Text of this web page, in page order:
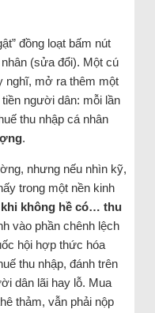
đồng loạt bấm nút
(sửa đổi). Một cú
nghĩ, mở ra thêm một
người dân: mỗi lần
thu nhập cá nhân
.
nhưng nếu nhìn kỹ,
trong một nền kinh
không hề có… thu
vào phần chênh lệch
hội hợp thức hóa
thu nhập, đánh trên
dân lãi hay lỗ. Mua
thảm, vẫn phải nộp